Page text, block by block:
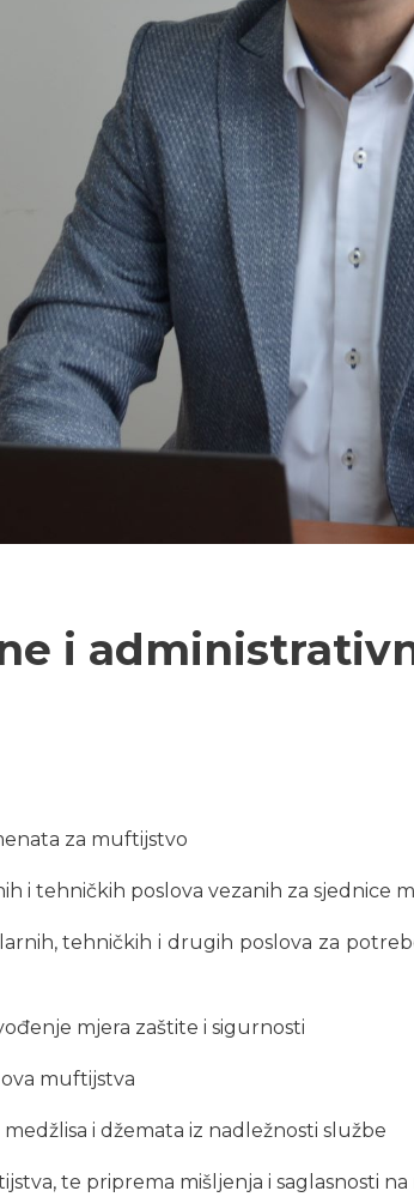
i
za muftijstvo
i tehničkih poslova vezanih za sjednice
tehničkih i drugih poslova za
mjera zaštite i sigurnosti
muftijstva
i džemata iz nadležnosti službe
te priprema mišljenja i saglasnosti